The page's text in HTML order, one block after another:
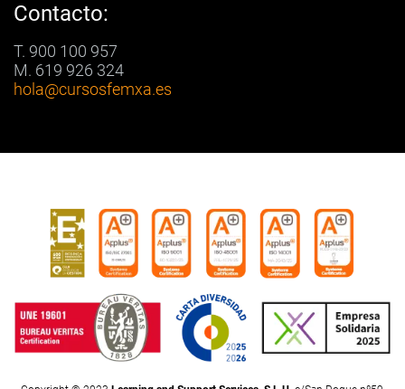
Contacto:
T. 900 100 957
M. 619 926 324
hola@cursosfemxa.es